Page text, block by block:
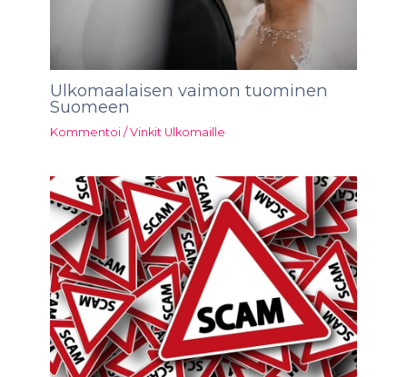
Ulkomaalaisen vaimon tuominen
Suomeen
Kommentoi /Vinkit Ulkomaille